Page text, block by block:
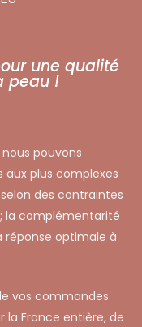
une qualité
peau !
pouvons
aux plus complexes
des contraintes
la complémentarité
réponse optimale à
vos commandes
la France entière, de